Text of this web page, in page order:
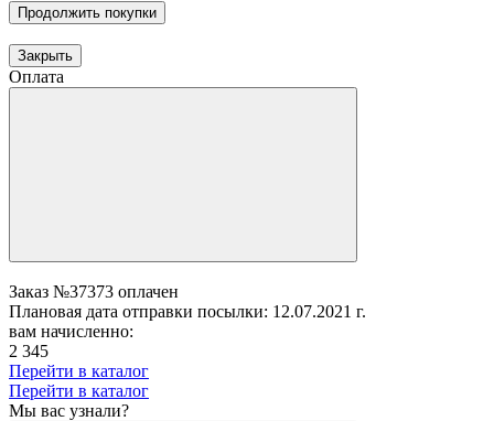
Продолжить покупки
Закрыть
Оплата
Заказ №37373 оплачен
Плановая дата отправки посылки: 12.07.2021 г.
вам начисленно:
2 345
Перейти в каталог
Перейти в каталог
Мы вас узнали?